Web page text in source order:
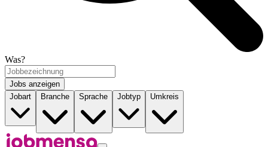
Was?
Jobs anzeigen
Jobart
Branche Sprache Jobtyp Umkreis